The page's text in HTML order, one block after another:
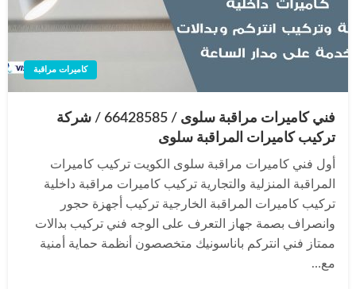
كاميرات مراقبة
فني كاميرات مراقبة سلوى / 66428585 / شركة
تركيب كاميرات المراقبة سلوى
أول فني كاميرات مراقبة سلوى الكويت تركيب كاميرات
المراقبة المنزلية والتجارية تركيب كاميرات مراقبة داخلية
تركيب كاميرات المراقبة الخارجية تركيب أجهزة حجور
وانصراف بصمة جهاز التعرف على الوجه فني تركيب بدالات
ممتاز فني انتركم باناسونيك متخصصون أنظمة حماية أمنية
مع…